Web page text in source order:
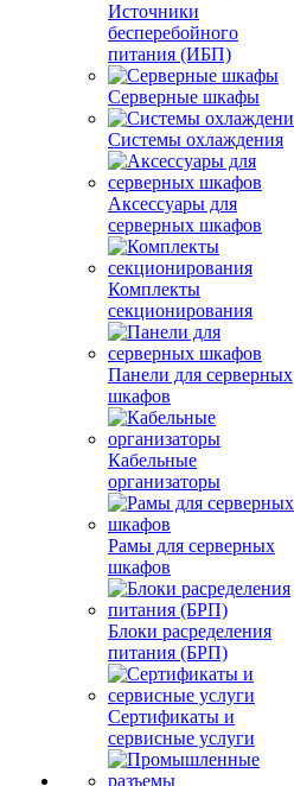
Источники
бесперебойного
питания (ИБП)
Серверные шкафы
Системы охлаждения
Аксессуары для
серверных шкафов
Комплекты
секционирования
Панели для серверных
шкафов
Кабельные
организаторы
Рамы для серверных
шкафов
Блоки расределения
питания (БРП)
Сертификаты и
сервисные услуги